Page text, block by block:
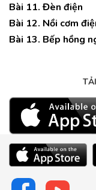
Bài 11. Đèn điện
Bài 12. Nồi cơm
Bài 13. Bếp hồng